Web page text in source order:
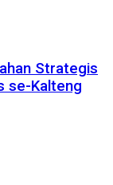
Strategis
se-Kalteng